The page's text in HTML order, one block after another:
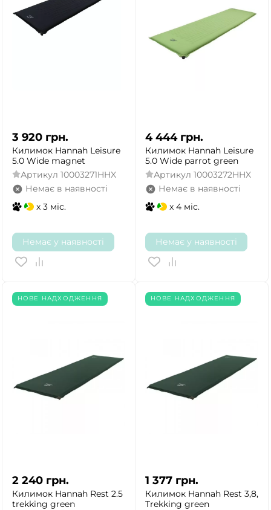
3 920 грн.
Килимок Hannah Leisure
5.0 Wide magnet
Артикул 10003271HHX
Немає в наявності
x 3 міс.
Немає у наявності
4 444 грн.
Килимок Hannah Leisure
5.0 Wide parrot green
Артикул 10003272HHX
Немає в наявності
x 4 міс.
Немає у наявності
НОВЕ НАДХОДЖЕННЯ
2 240 грн.
Килимок Hannah Rest 2.5
trekking green
НОВЕ НАДХОДЖЕННЯ
1 377 грн.
Килимок Hannah Rest 3,8,
Trekking green